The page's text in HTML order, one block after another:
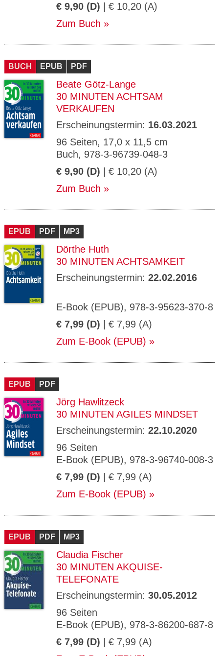
€ 9,90 (D) | € 10,20 (A)
Zum Buch
BUCH EPUB PDF
Beate Götz-Lange
30 MINUTEN ACHTSAM
VERKAUFEN
Erscheinungstermin: 16.03.2021
96 Seiten, 17,0 x 11,5 cm
Buch, 978-3-96739-048-3
€ 9,90 (D) | € 10,20 (A)
Zum Buch
EPUB PDF MP3
Dörthe Huth
30 MINUTEN ACHTSAMKEIT
Erscheinungstermin: 22.02.2016
E-Book (EPUB), 978-3-95623-370-8
€ 7,99 (D) | € 7,99 (A)
Zum E-Book (EPUB)
EPUB PDF
Jörg Hawlitzeck
30 MINUTEN AGILES MINDSET
Erscheinungstermin: 22.10.2020
96 Seiten
E-Book (EPUB), 978-3-96740-008-3
€ 7,99 (D) | € 7,99 (A)
Zum E-Book (EPUB)
EPUB PDF MP3
Claudia Fischer
30 MINUTEN AKQUISE-
TELEFONATE
Erscheinungstermin: 30.05.2012
96 Seiten
E-Book (EPUB), 978-3-86200-687-8
€ 7,99 (D) | € 7,99 (A)